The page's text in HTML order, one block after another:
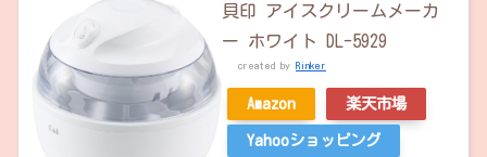
貝印 アイスクリームメーカ
ー ホワイト DL-5929
created by Rinker
Amazon 楽天市場
Yahooショッピング